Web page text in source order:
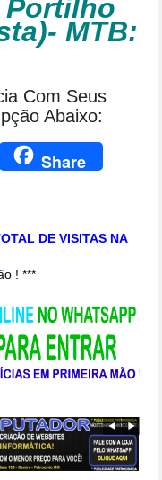
Portilho
MTB:
Com Seus
Abaixo:
CopyShare
DE VISITAS NA
! ***